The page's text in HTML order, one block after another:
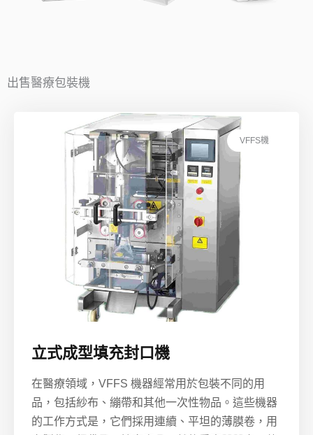
出售醫療包裝機
VFFS機
立式成型填充封口機
在醫療領域，VFFS 機器經常用於包裝不同的用
品，包括紗布、繃帶和其他一次性物品。這些機器
的工作方式是，它們採用連續、平坦的薄膜卷，用